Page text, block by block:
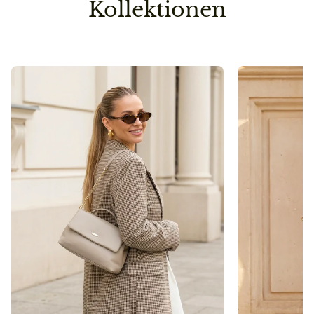
auch die zweite/dritte Ware auf Lager ist.
So sparen wir einen Versandweg und belasten die
Umwelt nicht unnötig.
Pflegehinweis
Bitte vermeidet den Kontakt zu Desinfektionsmittel
oder anderen chemischen Substanzen, da die
Oberfläche dadurch angegriffen werden kann.
Kollektionen